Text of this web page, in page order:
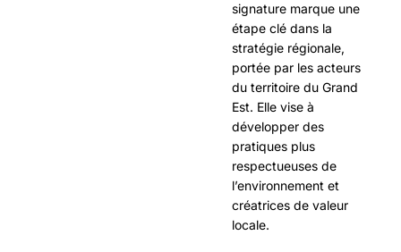
signature marque une
étape clé dans la
stratégie régionale,
portée par les acteurs
du territoire du Grand
Est. Elle vise à
développer des
pratiques plus
respectueuses de
l’environnement et
créatrices de valeur
locale.